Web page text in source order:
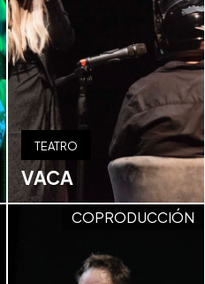
TEATRO
VACA
COPRODUCCIÓN